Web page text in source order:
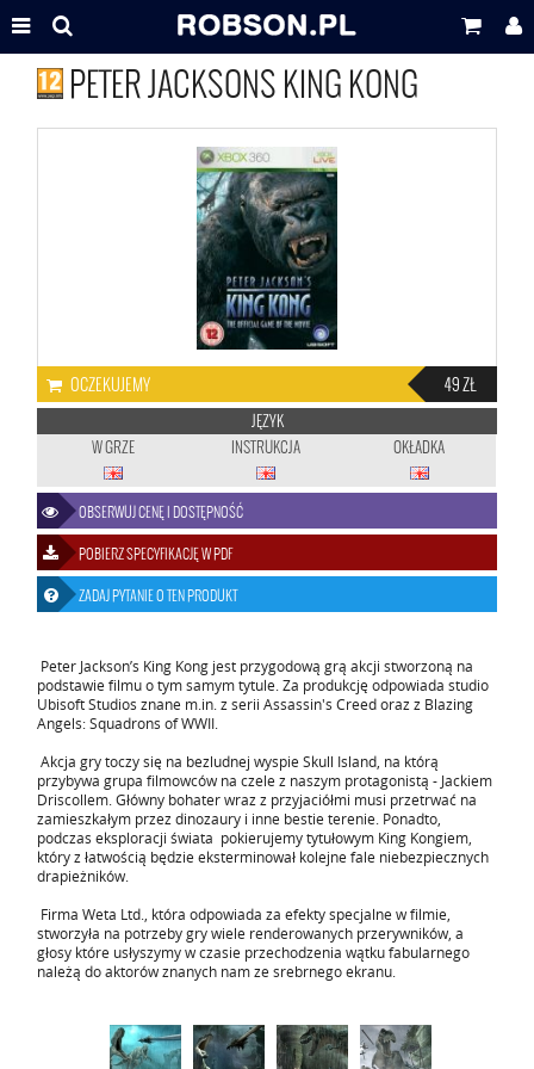
PETER JACKSONS KING KONG
OCZEKUJEMY 49 ZŁ
JĘZYK
W GRZE
INSTRUKCJA OKŁADKA
OBSERWUJ CENĘ I DOSTĘPNOŚĆ
POBIERZ SPECYFIKACJĘ W PDF
ZADAJ PYTANIE O TEN PRODUKT
Peter Jackson’s King Kong jest przygodową grą akcji stworzoną na
podstawie filmu o tym samym tytule. Za produkcję odpowiada studio
Ubisoft Studios znane m.in. z serii Assassin's Creed oraz z Blazing
Angels: Squadrons of WWII.
Akcja gry toczy się na bezludnej wyspie Skull Island, na którą
przybywa grupa filmowców na czele z naszym protagonistą - Jackiem
Driscollem. Główny bohater wraz z przyjaciółmi musi przetrwać na
zamieszkałym przez dinozaury i inne bestie terenie. Ponadto,
podczas eksploracji świata pokierujemy tytułowym King Kongiem,
który z łatwością będzie eksterminował kolejne fale niebezpiecznych
drapieżników.
Firma Weta Ltd., która odpowiada za efekty specjalne w filmie,
stworzyła na potrzeby gry wiele renderowanych przerywników, a
głosy które usłyszymy w czasie przechodzenia wątku fabularnego
należą do aktorów znanych nam ze srebrnego ekranu.